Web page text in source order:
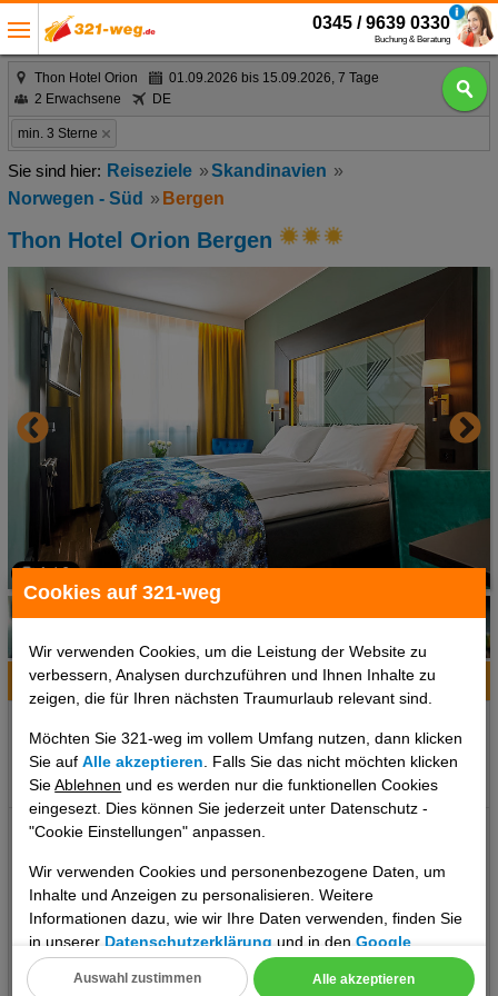
Cookies auf 321-weg
Wir verwenden Cookies, um die Leistung der Website zu
verbessern, Analysen durchzuführen und Ihnen Inhalte zu
zeigen, die für Ihren nächsten Traumurlaub relevant sind.
Möchten Sie 321-weg im vollem Umfang nutzen, dann klicken
Sie aufAlle akzeptieren . Falls Sie das nicht möchten klicken
SieAblehnen und es werden nur die funktionellen Cookies
eingesezt. Dies können Sie jederzeit unter Datenschutz -
"Cookie Einstellungen" anpassen.
Wir verwenden Cookies und personenbezogene Daten, um
Inhalte und Anzeigen zu personalisieren. Weitere
Informationen dazu, wie wir Ihre Daten verwenden, finden Sie
in unsererDatenschutzerklärung und in denGoogle
Datenschutz- und Nutzungsbedingungen
Alle akzeptieren
Auswahl zustimmen
0345 / 9639 0330
Buchung & Beratung
Thon Hotel Orion
01.09.2026 bis 15.09.2026, 7 Tage
2 Erwachsene
DE
min. 3 Sterne
Reiseziele
Skandinavien
Norwegen - Süd
Bergen
Thon Hotel Orion Bergen
1 / 6
Hotelinfo Bilder Karte
Klima zum Reisezeitpunkt:
°C
°C °C
Ihre Vorteile: Direkt am UNESCO Weltkulturerbe
zertifiziert Lage: zum Ortszentrum: Bergen, ca. 600 mzum
Bahnhof: ca. 1 kmzum Flughafen: Bergen Flesland, ca. 20 kmzur
Bushaltestelle: Flughafenbus, ca. 200 m Ausstattung: offizielle
Landeskategorie: 3,5 SterneAnzahl Wohneinheiten:
219Zahlungsmöglichkeiten: American Express, MasterCard, Visa,
..weiterlesen